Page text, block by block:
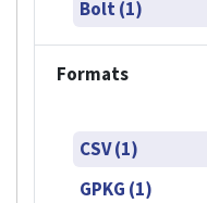
Bolt (1)
Formats
CSV (1)
GPKG (1)